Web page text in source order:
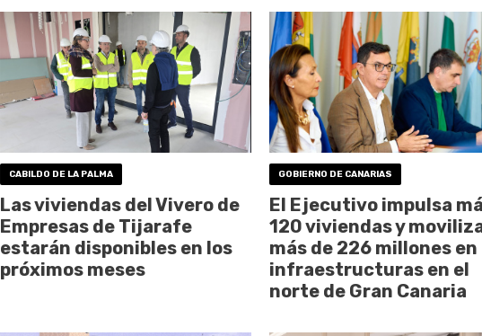
CABILDO DE LA PALMA
Las viviendas del Vivero de
Empresas de Tijarafe
estarán disponibles en los
próximos meses
GOBIERNO DE CANARIAS
El Ejecutivo impulsa
120 viviendas y
más de 226 millones en
infraestructuras en el
norte de Gran Canaria